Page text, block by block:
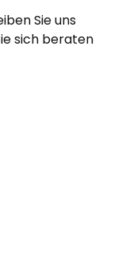
Sie uns
sich beraten